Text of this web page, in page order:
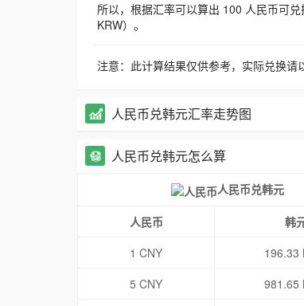
所以，根据汇率可以算出 100 人民币可
KRW）。
注意：此计算结果仅供参考，实际兑换请
人民币兑韩元汇率走势图
人民币兑韩元怎么算
人民币兑韩元
人民币 韩
1 CNY
196.33
5 CNY
981.65